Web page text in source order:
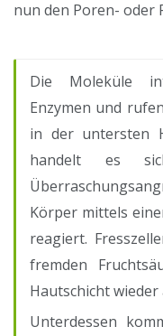
nun den Poren- oder
Die Moleküle
Enzymen und
in der untersten
handelt es
Körper mittels
reagiert.
fremden
Hautschicht wieder
Unterdessen